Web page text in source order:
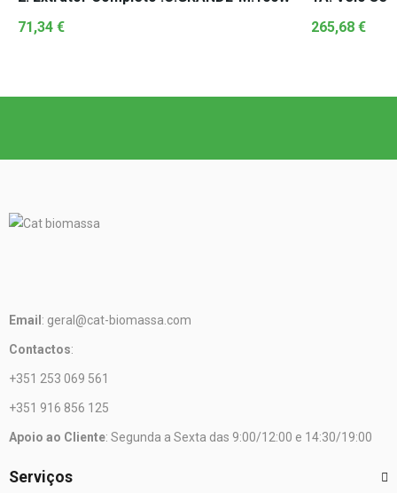
71,34 €
265,68 €
Email : geral@cat-biomassa.com
Contactos:
+351 253 069 561
+351 916 856 125
Apoio ao Cliente: Segunda a Sexta das 9:00/12:00 e 14:30/19:00
Serviços